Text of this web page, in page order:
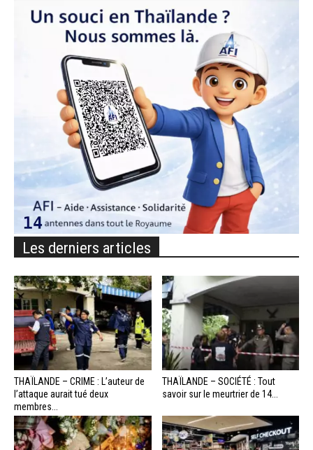
Les derniers articles
THAÏLANDE – CRIME : L’auteur de
l’attaque aurait tué deux
membres...
THAÏLANDE – SOCIÉTÉ : Tout
savoir sur le meurtrier de 14...